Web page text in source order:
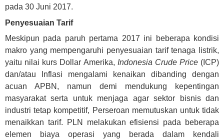
pada 30 Juni 2017.
Penyesuaian Tarif
Meskipun pada paruh pertama 2017 ini beberapa kondisi
makro yang mempengaruhi penyesuaian tarif tenaga listrik,
yaitu nilai kurs Dollar Amerika, Indonesia Crude Price(ICP)
dan/atau Inflasi mengalami kenaikan dibanding dengan
acuan APBN, namun demi mendukung kepentingan
masyarakat serta untuk menjaga agar sektor bisnis dan
industri tetap kompetitif, Perseroan memutuskan untuk tidak
menaikkan tarif. PLN melakukan efisiensi pada beberapa
elemen biaya operasi yang berada dalam kendali